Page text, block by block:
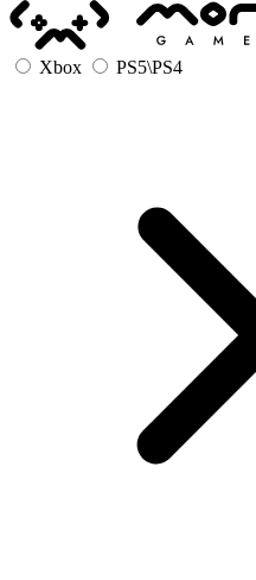
Xbox PS5\PS4